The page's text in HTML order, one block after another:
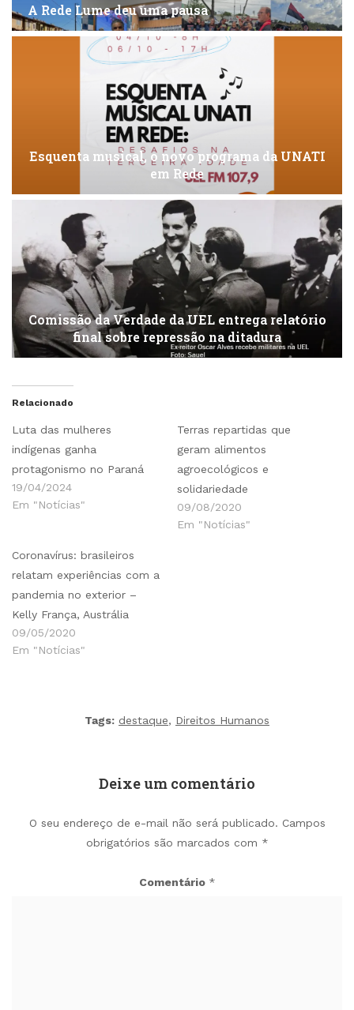
A Rede Lume deu uma pausa
Esquenta musical, o novo programa da UNATI
em Rede
Comissão da Verdade da UEL entrega relatório
final sobre repressão na ditadura
Relacionado
Luta das mulheres
indígenas ganha
protagonismo no Paraná
19/04/2024
Em "Notícias"
Terras repartidas que
geram alimentos
agroecológicos e
solidariedade
09/08/2020
Em "Notícias"
Coronavírus: brasileiros
relatam experiências com a
pandemia no exterior –
Kelly França, Austrália
09/05/2020
Em "Notícias"
Tags: destaque, Direitos Humanos
Deixe um comentário
O seu endereço de e-mail não será publicado. Campos
obrigatórios são marcados com *
Comentário *